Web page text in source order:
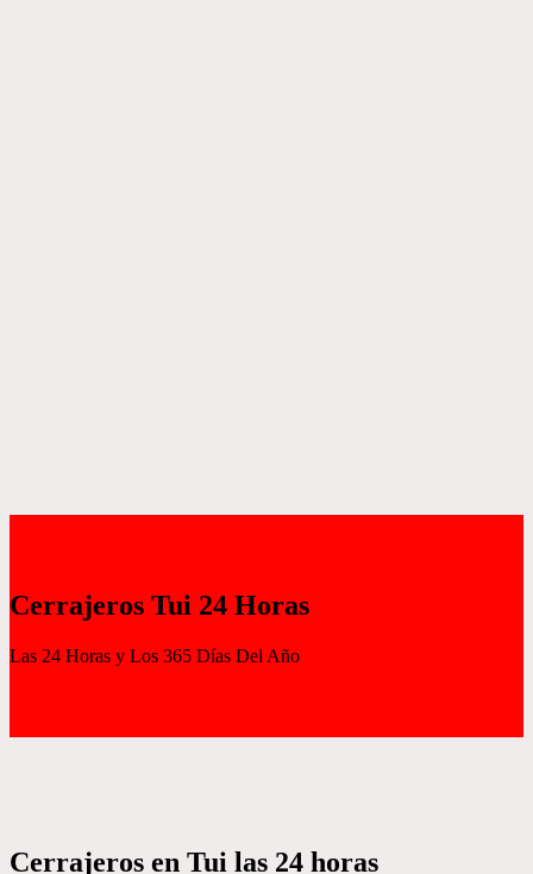
Cerrajeros Tui 24 Horas
Las 24 Horas y Los 365 Días Del Año
Cerrajeros en Tui las 24 horas